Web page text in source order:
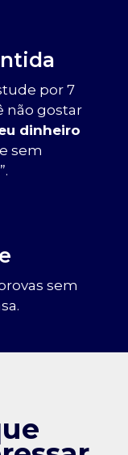
por 7
não gostar
dinheiro
sem
sem